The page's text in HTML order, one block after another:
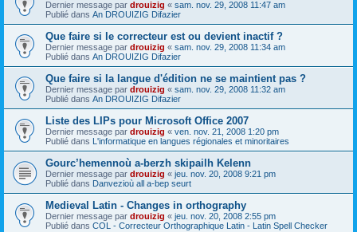
Dernier message par drouizig « sam. nov. 29, 2008 11:47 am
Publié dans An DROUIZIG Difazier
Que faire si le correcteur est ou devient inactif ?
Dernier message par drouizig « sam. nov. 29, 2008 11:34 am
Publié dans An DROUIZIG Difazier
Que faire si la langue d'édition ne se maintient pas ?
Dernier message par drouizig « sam. nov. 29, 2008 11:32 am
Publié dans An DROUIZIG Difazier
Liste des LIPs pour Microsoft Office 2007
Dernier message par drouizig « ven. nov. 21, 2008 1:20 pm
Publié dans L'informatique en langues régionales et minoritaires
Gourc’hemennoù a-berzh skipailh Kelenn
Dernier message par drouizig « jeu. nov. 20, 2008 9:21 pm
Publié dans Danvezioù all a-bep seurt
Medieval Latin - Changes in orthography
Dernier message par drouizig « jeu. nov. 20, 2008 2:55 pm
Publié dans COL - Correcteur Orthographique Latin - Latin Spell Checker